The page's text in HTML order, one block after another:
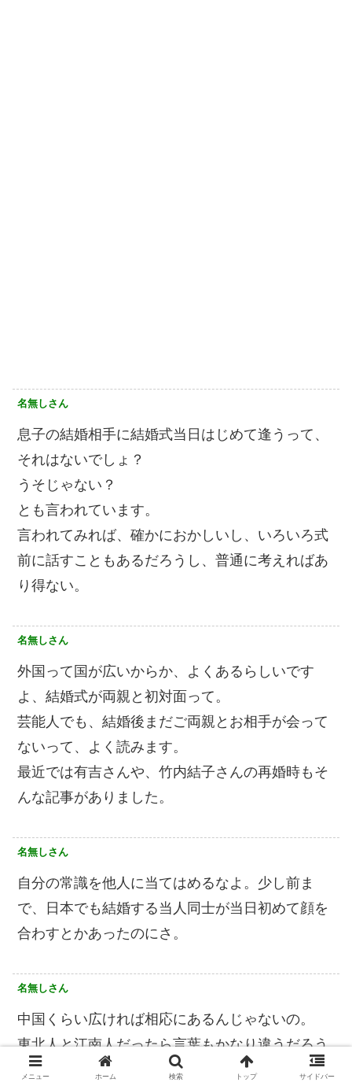
名無しさん
息子の結婚相手に結婚式当日はじめて逢うって、
それはないでしょ？
うそじゃない？
とも言われています。
言われてみれば、確かにおかしいし、いろいろ式
前に話すこともあるだろうし、普通に考えればあ
り得ない。
名無しさん
外国って国が広いからか、よくあるらしいです
よ、結婚式が両親と初対面って。
芸能人でも、結婚後まだご両親とお相手が会って
ないって、よく読みます。
最近では有吉さんや、竹内結子さんの再婚時もそ
んな記事がありました。
名無しさん
自分の常識を他人に当てはめるなよ。少し前ま
で、日本でも結婚する当人同士が当日初めて顔を
合わすとかあったのにさ。
名無しさん
中国くらい広ければ相応にあるんじゃないの。
東北人と江南人だったら言葉もかなり違うだろう
し
メニュー ホーム 検索 トップ サイドバー